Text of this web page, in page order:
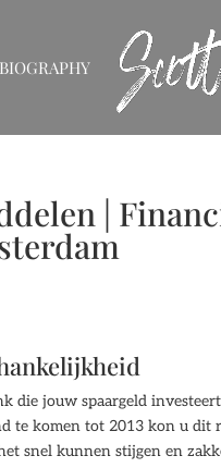
BIOGRAPHY
|
die jouw spaargeld
te komen tot 2013 kon u
snel kunnen stijgen en